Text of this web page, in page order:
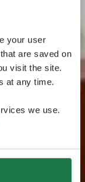
your user
are saved on
visit the site.
at any time.
we use.